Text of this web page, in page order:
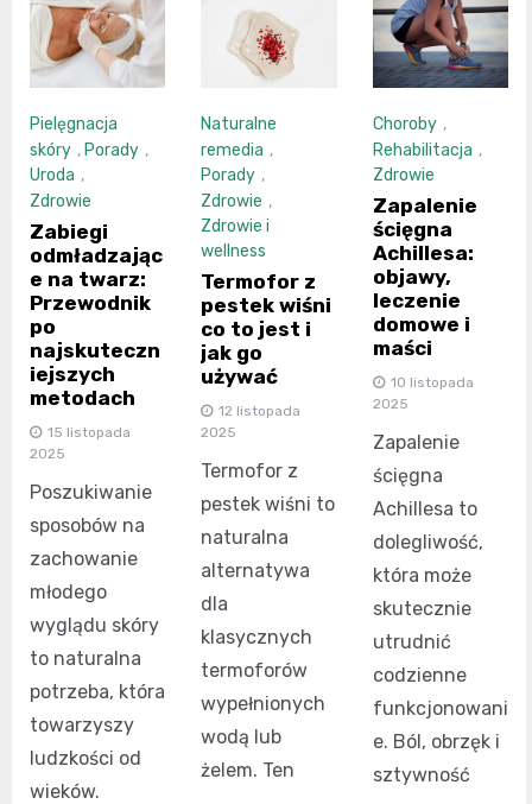
Pielęgnacja
skóry , Porady ,
Uroda ,
Zdrowie
Zabiegi
odmładzając
e na twarz:
Przewodnik
po
najskuteczn
iejszych
metodach
15 listopada
2025
Poszukiwanie
sposobów na
zachowanie
młodego
wyglądu skóry
to naturalna
potrzeba, która
towarzyszy
ludzkości od
wieków.
Naturalne
remedia ,
Porady ,
Zdrowie ,
Zdrowie i
wellness
Termofor z
pestek wiśni
co to jest i
jak go
używać
12 listopada
2025
Termofor z
pestek wiśni to
naturalna
alternatywa
dla
klasycznych
termoforów
wypełnionych
wodą lub
żelem. Ten
Choroby ,
Rehabilitacja ,
Zdrowie
Zapalenie
ścięgna
Achillesa:
objawy,
leczenie
domowe i
maści
10 listopada
2025
Zapalenie
ścięgna
Achillesa to
dolegliwość,
która może
skutecznie
utrudnić
codzienne
funkcjonowani
e. Ból, obrzęk i
sztywność